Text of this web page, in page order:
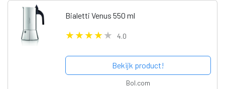
Bialetti Venus 550 ml
4.0
Bekijk product!
Bol.com